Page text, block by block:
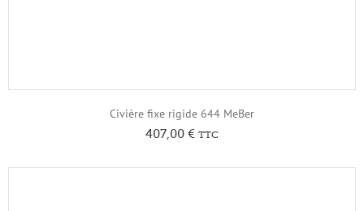
Civière fixe rigide 644 MeBer
407,00 € TTC